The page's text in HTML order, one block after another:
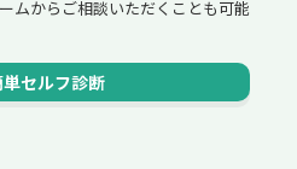
ムからご相談いただくことも可能
セルフ診断